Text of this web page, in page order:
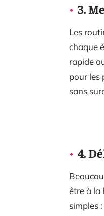
3.
Les
chaque
rapide
pour les
sans
4.
être à la
simples :